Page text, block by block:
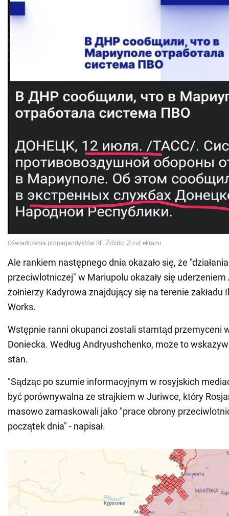
Ale rankiem następnego dnia okazało się, że
przeciwlotniczej" w Mariupolu okazały się uderzeniem
żołnierzy Kadyrowa znajdujący się na terenie zakładu
Works.
Wstępnie ranni okupanci zostali stamtąd przemyceni
Doniecka. Według Andryushchenko, może to
stan.
"Sądząc po szumie informacyjnym w rosyjskich
być porównywalna ze strajkiem w Juriwce, który
masowo zamaskowali jako "prace obrony
początek dnia" - napisał.